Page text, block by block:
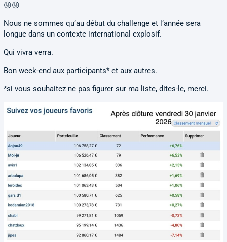
😜😜
Nous ne sommes qu’au début du challenge et l’année sera
longue dans un contexte international explosif.
Qui vivra verra.
Bon week-end aux participants* et aux autres.
*si vous souhaitez ne pas figurer sur ma liste, dites-le, merci.